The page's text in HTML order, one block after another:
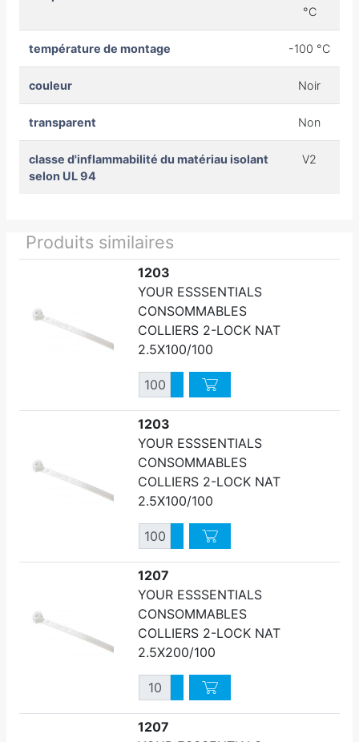
°C
température de montage -100 °C
couleur Noir
transparent Non
classe d'inflammabilité du matériau isolant
selon UL 94
V2
Produits similaires
1203
YOUR ESSSENTIALS
CONSOMMABLES
COLLIERS 2-LOCK NAT
2.5X100/100
QuantitéAugmenter quantité
Diminuer quantité
1203
YOUR ESSSENTIALS
CONSOMMABLES
COLLIERS 2-LOCK NAT
2.5X100/100
QuantitéAugmenter quantité
Diminuer quantité
1207
YOUR ESSSENTIALS
CONSOMMABLES
COLLIERS 2-LOCK NAT
2.5X200/100
QuantitéAugmenter quantité
Diminuer quantité
1207